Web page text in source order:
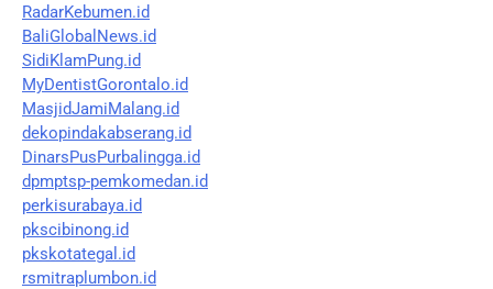
RadarKebumen.id
BaliGlobalNews.id
SidiKlamPung.id
MyDentistGorontalo.id
MasjidJamiMalang.id
dekopindakabserang.id
DinarsPusPurbalingga.id
dpmptsp-pemkomedan.id
perkisurabaya.id
pkscibinong.id
pkskotategal.id
rsmitraplumbon.id